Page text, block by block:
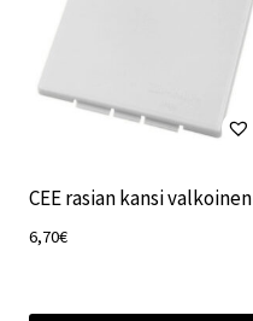
CEE rasian kansi valkoinen
6,70€